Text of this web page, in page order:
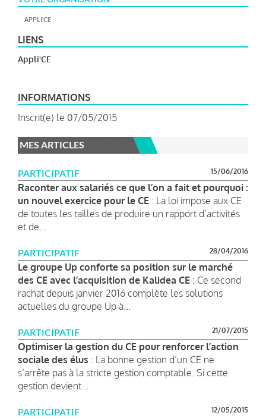
APPLI'CE
LIENS
Appli'CE
INFORMATIONS
Inscrit(e) le 07/05/2015
MES ARTICLES
PARTICIPATIF 15/06/2016
Raconter aux salariés ce que l’on a fait et pourquoi :
un nouvel exercice pour le CE : La loi impose aux CE
de toutes les tailles de produire un rapport d’activités
et de...
PARTICIPATIF 28/04/2016
Le groupe Up conforte sa position sur le marché
des CE avec l’acquisition de Kalidea CE : Ce second
rachat depuis janvier 2016 complète les solutions
actuelles du groupe Up à...
PARTICIPATIF 21/07/2015
Optimiser la gestion du CE pour renforcer l’action
sociale des élus : La bonne gestion d’un CE ne
s’arrête pas à la stricte gestion comptable. Si cette
gestion devient...
PARTICIPATIF 12/05/2015